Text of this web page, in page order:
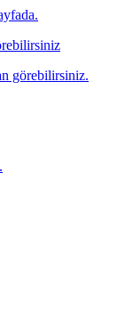
görebilirsiniz.